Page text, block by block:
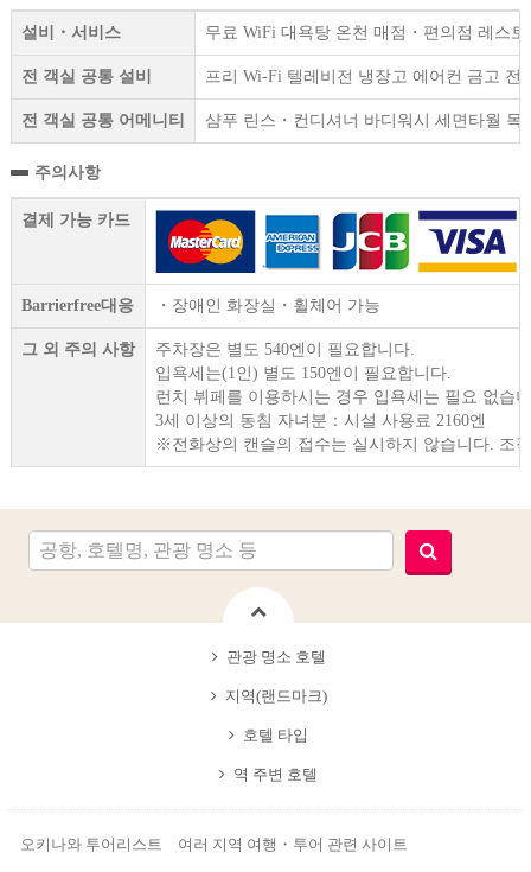
설비・서비스 무료 WiFi 대욕탕 온천 매점・편의점 레스
전 객실 공통 설비 프리 Wi-Fi 텔레비전 냉장고 에어컨 금고
전 객실 공통 어메니티 샴푸 린스・컨디셔너 바디워시 세면타월
주의사항
결제 가능 카드
Barrierfree대응 ・장애인 화장실・휠체어 가능
그 외 주의 사항
주차장은 별도 540엔이 필요합니다.
입욕세는(1인) 별도 150엔이 필요합니다.
런치 뷔페를 이용하시는 경우 입욕세는 필요 없습
3세 이상의 동침 자녀분：시설 사용료 2160엔
※전화상의 캔슬의 접수는 실시하지 않습니다. 조
관광 명소 호텔
지역(랜드마크)
호텔 타입
역 주변 호텔
오키나와 투어리스트 여러 지역 여행・투어 관련 사이트